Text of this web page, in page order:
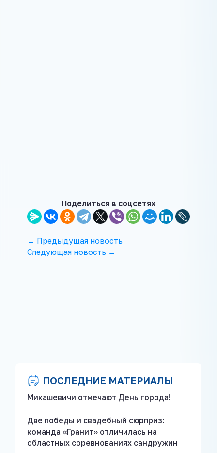
Поделиться в соцсетях
← Предыдущая новость
Следующая новость →
ПОСЛЕДНИЕ МАТЕРИАЛЫ
Микашевичи отмечают День города!
Две победы и свадебный сюрприз:
команда «Гранит» отличилась на
областных соревнованиях сандружин